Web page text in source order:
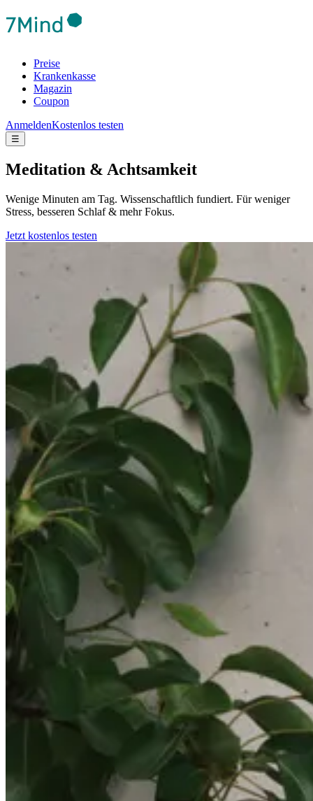
Preise
Krankenkasse
Magazin
Coupon
AnmeldenKostenlos testen
☰
Meditation & Achtsamkeit
Wenige Minuten am Tag. Wissenschaftlich fundiert. Für weniger
Stress, besseren Schlaf & mehr Fokus.
Jetzt kostenlos testen